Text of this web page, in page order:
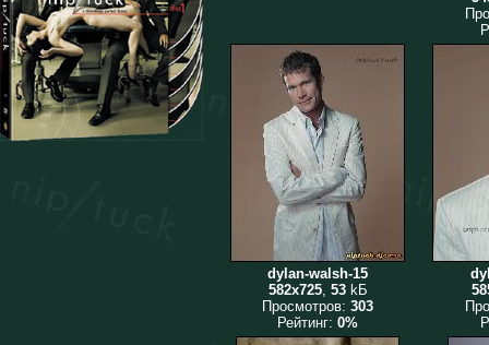
dylan-walsh-15
582x725, 53kБ
Просмотров: 303
Рейтинг: 0%